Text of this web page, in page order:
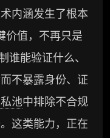
内涵发生了根本
价值，不再只是
谁能验证什么、
不暴露身份、证
池中排除不合规
这类能力，正在